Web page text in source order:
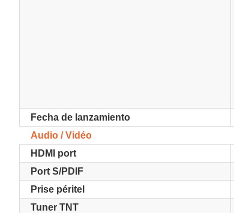
Fecha de lanzamiento
Audio / Vidéo
HDMI port
Port S/PDIF
Prise péritel
Tuner TNT